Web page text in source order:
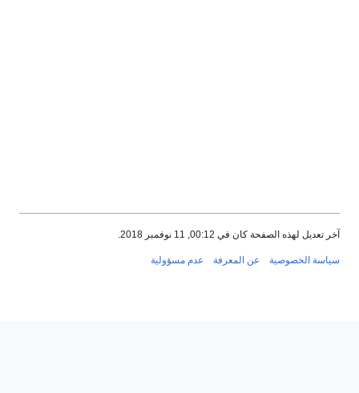
آخر تعديل لهذه الصفحة كان في 00:12, 11 نوفمبر 2018.
سياسة الخصوصية عن المعرفة عدم مسؤولية